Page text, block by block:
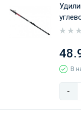
В
-